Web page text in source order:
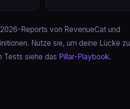
Reports von RevenueCat und
Nutze sie, um deine Lücke zu
Tests siehe das Pillar-Playbook.